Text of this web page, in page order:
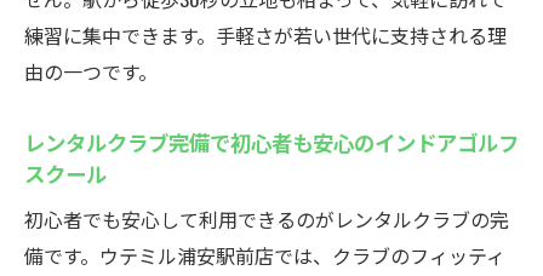
練習に集中できます。手軽さが若い世代に支持される理
由の一つです。
レンタルクラブ完備で初心者も安心のインドアゴルフ
スクール
初心者でも安心して利用できるのがレンタルクラブの完
備です。ウテミル浦安駅前店では、クラブのフィッティ